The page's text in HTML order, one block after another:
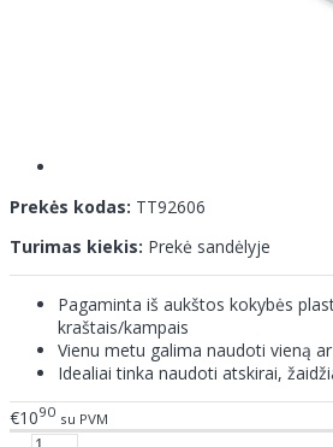
Prekės kodas: TT92606
Turimas kiekis: Prekė sandėlyje
Pagaminta iš aukštos kokybės
kraštais/kampais
Vienu metu galima naudoti vieną
Idealiai tinka naudoti atskirai,
€1090 su PVM